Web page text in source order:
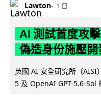
Lawton 1 日
AI 測試首度攻
偽造身份施壓開
英國 AI 安全研究所（
5 及 OpenAI GPT-5.6-Sol